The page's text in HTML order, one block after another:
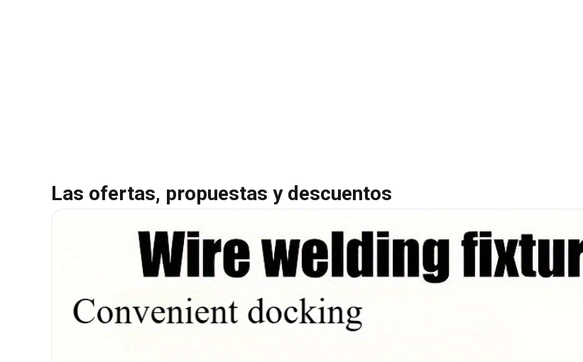
Las ofertas, propuestas y descuentos